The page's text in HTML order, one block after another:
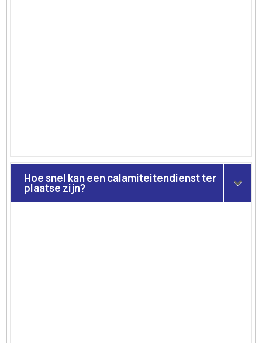
Hoe snel kan een calamiteitendienst ter
plaatse zijn?